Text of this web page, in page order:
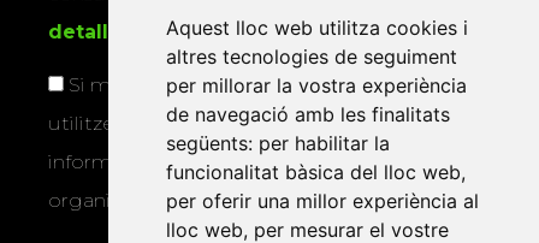
Aquest lloc web utilitza cookies i
altres tecnologies de seguiment
per millorar la vostra experiència
de navegació amb les finalitats
següents: per habilitar la
funcionalitat bàsica del lloc web,
per oferir una millor experiència al
lloc web, per mesurar el vostre
detallada sobre protecció de dades.
Si marqueu aquesta casella, consentiu que
utilitzem les vostres dades per a enviar-vos
informació sobre els actes i activitats que
organitza la Xarxa Vives.